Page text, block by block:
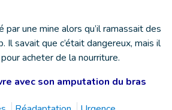
une mine alors qu’il ramassait des
Il savait que c’était dangereux, mais il
acheter de la nourriture.